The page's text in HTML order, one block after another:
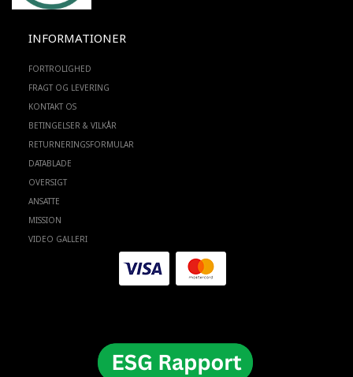
INFORMATIONER
FORTROLIGHED
FRAGT OG LEVERING
KONTAKT OS
BETINGELSER & VILKÅR
RETURNERINGSFORMULAR
DATABLADE
OVERSIGT
ANSATTE
MISSION
VIDEO GALLERI